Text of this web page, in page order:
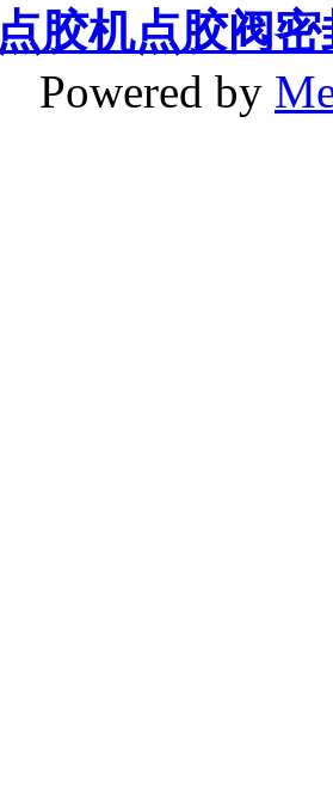
点胶机点胶阀
Powered by